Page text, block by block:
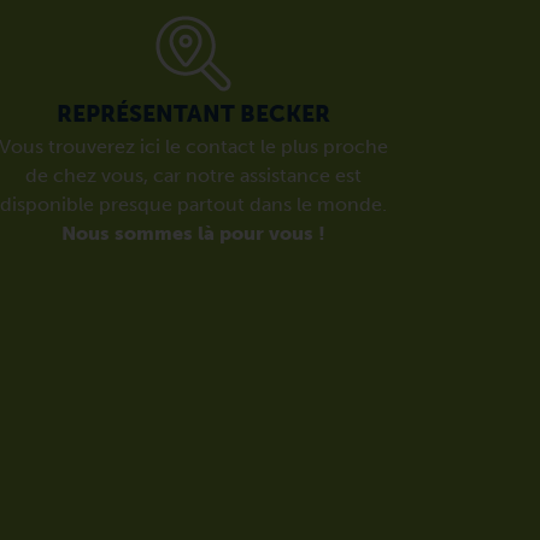
REPRÉSENTANT BECKER
Vous trouverez ici le contact le plus proche
de chez vous, car notre assistance est
disponible presque partout dans le monde.
Nous sommes là pour vous !